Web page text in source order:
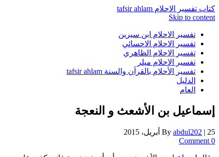
كتاب تفسير الاحلام tafsir ahlam
Skip to content
تفسير الاحلام ابن سيرين
تفسير الاحلام الاحسائي
تفسير الاحلام الظاهري
تفسير الاحلام ميلر
تفسير الأحلام بالقرآن والسنة tafsir ahlam
الدليل
العام
إسماعيل بن الأشعث و النعجة
By abdul202 | 25 أبريل، 2015
0 Comment